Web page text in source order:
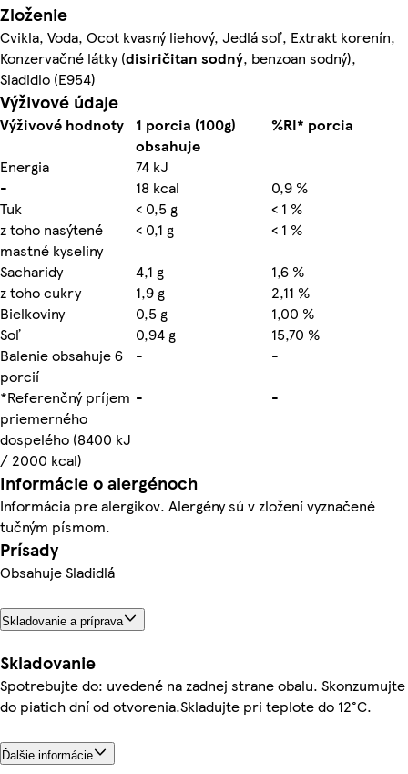
Zloženie
Cvikla, Voda, Ocot kvasný liehový, Jedlá soľ, Extrakt korenín,
Konzervačné látky (disiričitan sodný, benzoan sodný),
Sladidlo (E954)
Výživové údaje
Výživové hodnoty
1 porcia (100g)
obsahuje
%RI* porcia
Energia
74 kJ
-
18 kcal
0,9 %
Tuk
< 0,5 g
< 1 %
z toho nasýtené
mastné kyseliny
< 0,1 g
< 1 %
Sacharidy
4,1 g
1,6 %
z toho cukry
1,9 g
2,11 %
Bielkoviny
0,5 g
1,00 %
Soľ
0,94 g
15,70 %
Balenie obsahuje 6
porcií
-
-
*Referenčný príjem
priemerného
dospelého (8400 kJ
/ 2000 kcal)
- -
Informácie o alergénoch
Informácia pre alergikov. Alergény sú v zložení vyznačené
tučným písmom.
Prísady
Obsahuje Sladidlá
Skladovanie a príprava
Skladovanie
Spotrebujte do: uvedené na zadnej strane obalu. Skonzumujte
do piatich dní od otvorenia.Skladujte pri teplote do 12°C.
Ďalšie informácie